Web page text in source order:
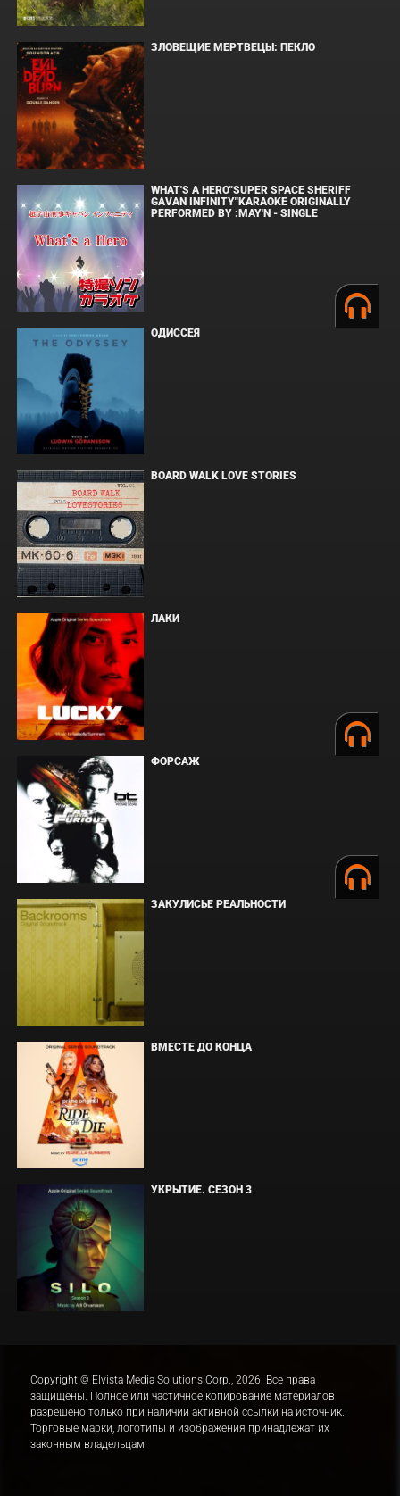
ЗЛОВЕЩИЕ МЕРТВЕЦЫ: ПЕКЛО
WHAT'S A HERO"SUPER SPACE SHERIFF
GAVAN INFINITY"KARAOKE ORIGINALLY
PERFORMED BY :MAY'N - SINGLE
ОДИССЕЯ
BOARD WALK LOVE STORIES
ЛАКИ
ФОРСАЖ
ЗАКУЛИСЬЕ РЕАЛЬНОСТИ
ВМЕСТЕ ДО КОНЦА
УКРЫТИЕ. СЕЗОН 3
Copyright © Elvista Media Solutions Corp., 2026. Все права
защищены. Полное или частичное копирование материалов
разрешено только при наличии активной ссылки на источник.
Торговые марки, логотипы и изображения принадлежат их
законным владельцам.